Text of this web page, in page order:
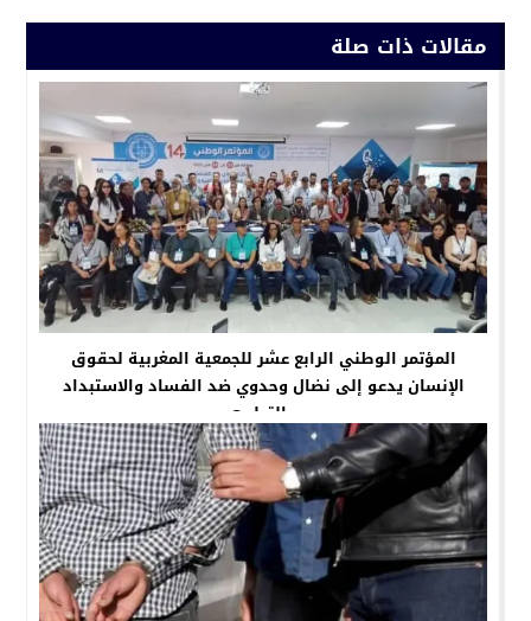
مقالات ذات صلة
المؤتمر الوطني الرابع عشر للجمعية المغربية لحقوق
الإنسان يدعو إلى نضال وحدوي ضد الفساد والاستبداد
والتطبيع